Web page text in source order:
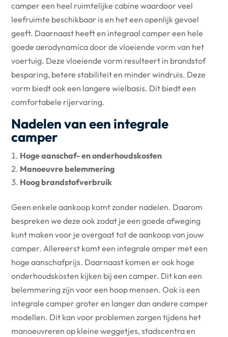
camper een heel ruimtelijke cabine waardoor veel
leefruimte beschikbaar is en het een openlijk gevoel
geeft. Daarnaast heeft en integraal camper een hele
goede aerodynamica door de vloeiende vorm van het
voertuig. Deze vloeiende vorm resulteert in brandstof
besparing, betere stabiliteit en minder windruis. Deze
vorm biedt ook een langere wielbasis. Dit biedt een
comfortabele rijervaring.
Nadelen van een integrale
camper
Hoge aanschaf- en onderhoudskosten
Manoeuvre belemmering
Hoog brandstofverbruik
Geen enkele aankoop komt zonder nadelen. Daarom
bespreken we deze ook zodat je een goede afweging
kunt maken voor je overgaat tot de aankoop van jouw
camper. Allereerst komt een integrale amper met een
hoge aanschafprijs. Daarnaast komen er ook hoge
onderhoudskosten kijken bij een camper. Dit kan een
belemmering zijn voor een hoop mensen. Ook is een
integrale camper groter en langer dan andere camper
modellen. Dit kan voor problemen zorgen tijdens het
manoeuvreren op kleine weggetjes, stadscentra en